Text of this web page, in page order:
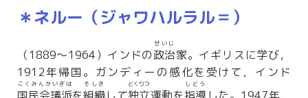
＊ネルー（ジャワハルラル＝）
（1889〜1964）インドの政治
せいじ
家。イギリスに学び，
1912年帰国。ガンディーの感化を受けて，インド
こくみんかいぎは そしき どくりつ しどう